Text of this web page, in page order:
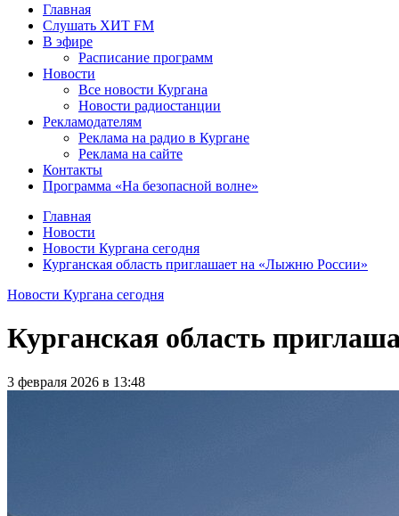
Главная
Слушать ХИТ FM
В эфире
Расписание программ
Новости
Все новости Кургана
Новости радиостанции
Рекламодателям
Реклама на радио в Кургане
Реклама на сайте
Контакты
Программа «На безопасной волне»
Главная
Новости
Новости Кургана сегодня
Курганская область приглашает на «Лыжню России»
Новости Кургана сегодня
Курганская область
3 февраля 2026 в 13:48